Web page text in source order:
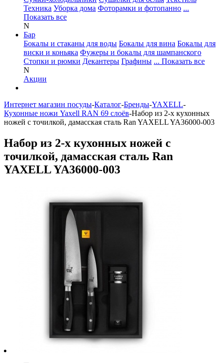
Техника Уборка дома Фоторамки и фотопанно ...
Показать все
N
Бар
Бокалы и стаканы для воды Бокалы для вина Бокалы для
виски и коньяка Фужеры и бокалы для шампанского
Стопки и рюмки Декантеры Графины ... Показать все
N
Акции
Интернет магазин посуды-Каталог-Бренды-YAXELL-
Кухонные ножи Yaxell RAN 69 слоёв-Набор из 2-х кухонных
ножей с точилкой, дамасская сталь Ran YAXELL YA36000-003
Набор из 2-х кухонных ножей с
точилкой, дамасская сталь Ran
YAXELL YA36000-003